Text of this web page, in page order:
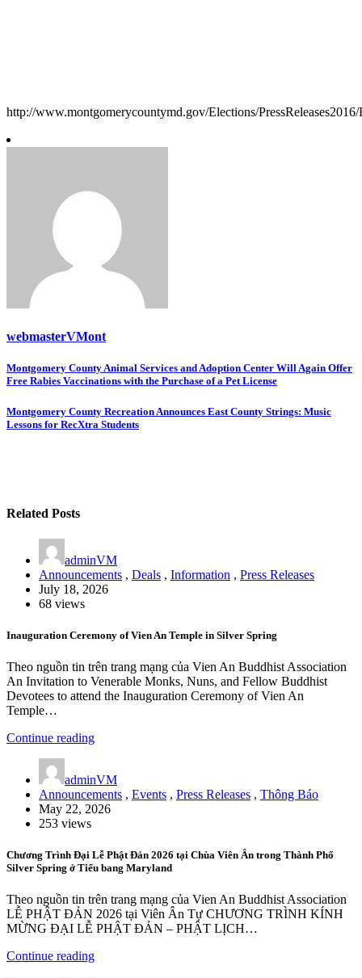
http://www.montgomerycountymd.gov/Elections/
webmasterVMont
Post
navigation
Montgomery County Animal Services and Adoption Center Will Again Offer
Free Rabies Vaccinations with the Purchase of a Pet License
Montgomery County Recreation Announces East County Strings: Music
Lessons for RecXtra Students
Related Posts
adminVM
Announcements , Deals , Information , Press Releases
July 18, 2026
68 views
Inauguration Ceremony of Vien An Temple in Silver Spring
Theo nguồn tin trên trang mạng của Vien An Buddhist Association
An Invitation to Venerable Monks, Nuns, and Fellow Buddhist
Devotees to attend the Inauguration Ceremony of Vien An
Temple…
Continue reading
adminVM
Announcements , Events , Press Releases , Thông Báo
May 22, 2026
253 views
Chương Trình Đại Lễ Phật Đản 2026 tại Chùa Viên Ân trong Thành Phố
Silver Spring ở Tiểu bang Maryland
Theo nguồn tin trên trang mạng của Vien An Buddhist Association
LỄ PHẬT ĐẢN 2026 tại Viên Ân Tự CHƯƠNG TRÌNH KÍNH
MỪNG ĐẠI LỄ PHẬT ĐẢN – PHẬT LỊCH…
Continue reading